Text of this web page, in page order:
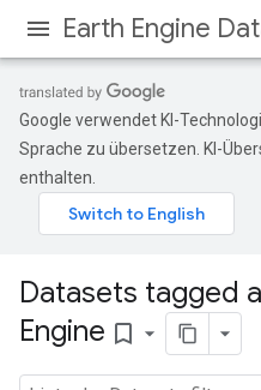
Earth Engine
Google verwendet KI-
Sprache zu übersetzen. KI-
enthalten.
Datasets tagged
Engine bookmark_border